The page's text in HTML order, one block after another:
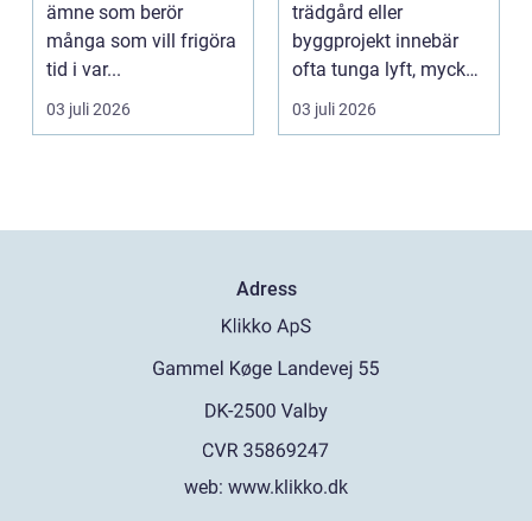
ämne som berör
många som vill frigöra
tid i var...
03 juli 2026
trädgård eller
byggprojekt innebär
ofta tunga lyft, mycket
logis...
03 juli 2026
Adress
web: www.klikko.dk